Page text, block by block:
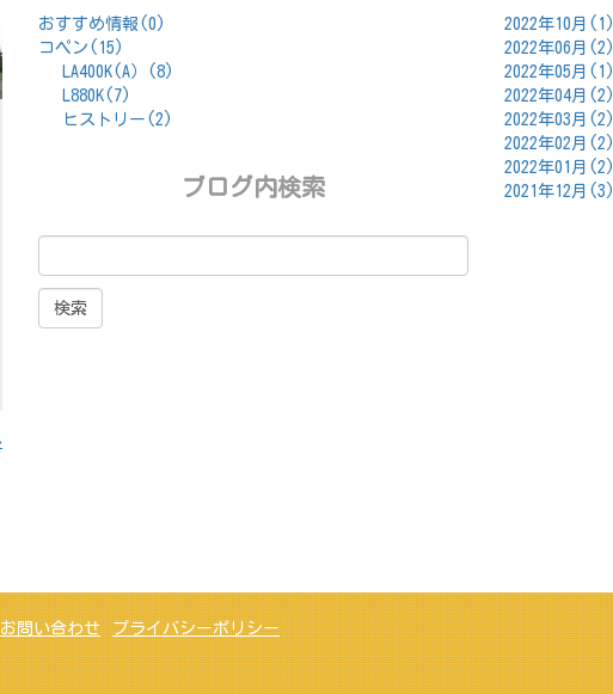
おすすめ情報(0)
コペン(15)
LA400K(A）(8)
L880K(7)
ヒストリー(2)
ブログ内検索
2022年10月(1)
2022年06月(2)
2022年05月(1)
2022年04月(2)
2022年03月(2)
2022年02月(2)
2022年01月(2)
2021年12月(3)
お問い合わせ プライバシーポリシー